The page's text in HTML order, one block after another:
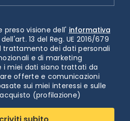
preso visione dell' informativa
13 del Reg. UE 2016/679
trattamento dei dati personali
e di marketing
i miei dati siano trattati da
offerte e comunicazioni
sui miei interessi e sulle
(profilazione)